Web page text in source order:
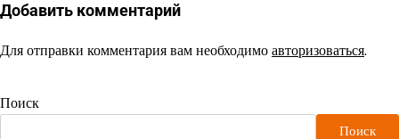
Добавить комментарий
Для отправки комментария вам необходимоавторизоваться.
Поиск
Поиск